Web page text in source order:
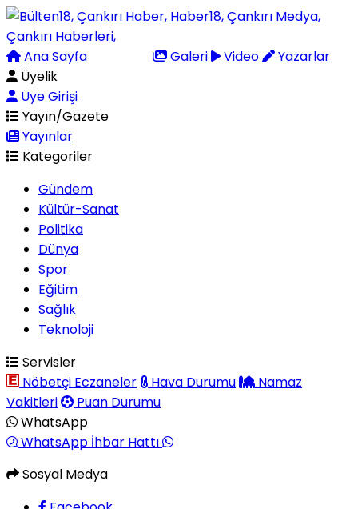
Ana Sayfa Galeri Video
Yazarlar
Üyelik
Üye Girişi
Yayın/Gazete
Yayınlar
Kategoriler
Gündem
Kültür-Sanat
Politika
Dünya
Spor
Eğitim
Sağlık
Teknoloji
Servisler
Nöbetçi Eczaneler
Hava Durumu
Namaz
Vakitleri
Puan Durumu
WhatsApp
WhatsApp İhbar Hattı
Sosyal Medya